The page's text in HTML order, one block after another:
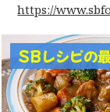
https://
SBレシピの